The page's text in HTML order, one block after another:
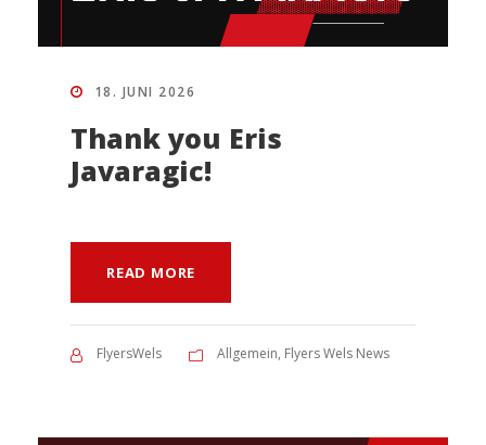
18. JUNI 2026
Thank you Eris
Javaragic!
READ MORE
FlyersWels Allgemein, Flyers Wels News